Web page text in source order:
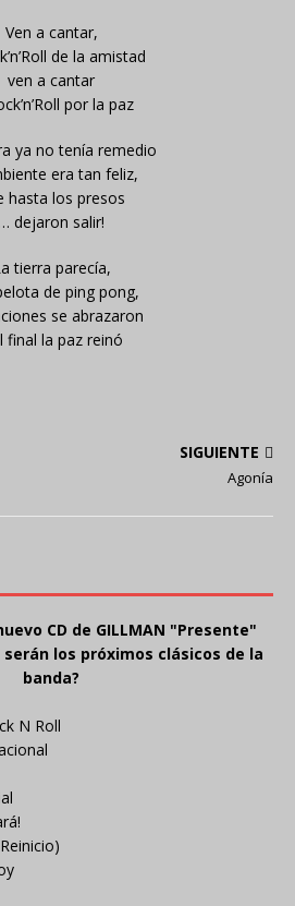
Ven a cantar,
de la amistad
ven a cantar
por la paz
ya no tenía remedio
era tan feliz,
hasta los presos
… dejaron salir!
tierra parecía,
de ping pong,
se abrazaron
final la paz reinó
SIGUIENTE
Agonía
CD de GILLMAN "Presente"
los próximos clásicos de la
banda?
N Roll